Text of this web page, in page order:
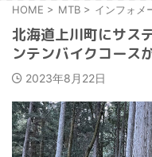
HOME > MTB > インフォメ
北海道上川町にサス
ンテンバイクコース
2023年8月22日